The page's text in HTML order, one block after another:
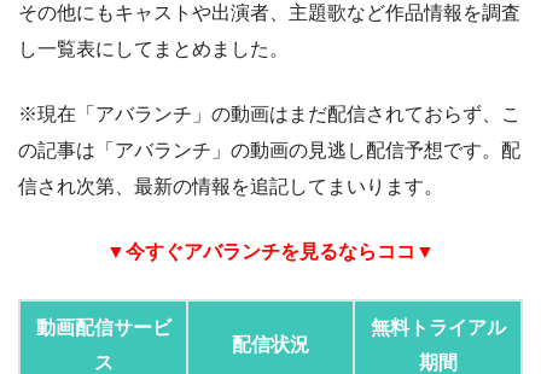
その他にもキャストや出演者、主題歌など作品情報を調査
し一覧表にしてまとめました。
※現在「アバランチ」の動画はまだ配信されておらず、こ
の記事は「アバランチ」の動画の見逃し配信予想です。配
信され次第、最新の情報を追記してまいります。
▼今すぐアバランチを見るならココ▼
動画配信サービ
ス
配信状況
無料トライアル
期間